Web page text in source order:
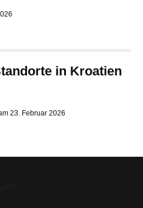
in Kroatien
23. Februar 2026